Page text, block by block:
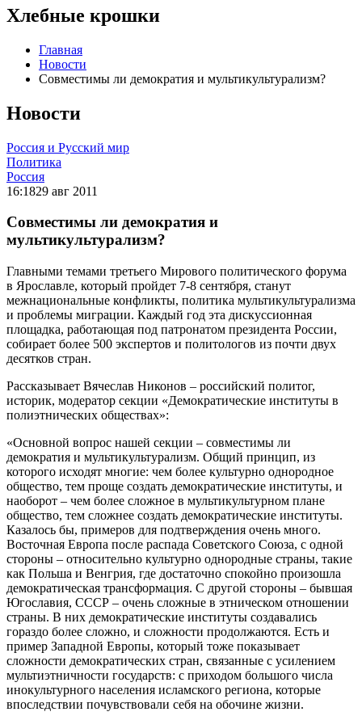
Хлебные крошки
Главная
Новости
Совместимы ли демократия и мультикультурализм?
Новости
Россия и Русский мир
Политика
Россия
16:1829 авг 2011
Совместимы ли демократия и
мультикультурализм?
Главными темами третьего Мирового политического форума
в Ярославле, который пройдет 7-8 сентября, станут
межнациональные конфликты, политика мультикультурализма
и проблемы миграции. Каждый год эта дискуссионная
площадка, работающая под патронатом президента России,
собирает более 500 экспертов и политологов из почти двух
десятков стран.
Рассказывает Вячеслав Никонов – российский политог,
историк, модератор секции «Демократические институты в
полиэтнических обществах»:
«Основной вопрос нашей секции – совместимы ли
демократия и мультикультурализм. Общий принцип, из
которого исходят многие: чем более культурно однородное
общество, тем проще создать демократические институты, и
наоборот – чем более сложное в мультикультурном плане
общество, тем сложнее создать демократические институты.
Казалось бы, примеров для подтверждения очень много.
Восточная Европа после распада Советского Союза, с одной
стороны – относительно культурно однородные страны, такие
как Польша и Венгрия, где достаточно спокойно произошла
демократическая трансформация. С другой стороны – бывшая
Югославия, СССР – очень сложные в этническом отношении
страны. В них демократические институты создавались
гораздо более сложно, и сложности продолжаются. Есть и
пример Западной Европы, который тоже показывает
сложности демократических стран, связанные с усилением
мультиэтничности государств: с приходом большого числа
инокультурного населения исламского региона, которые
впоследствии почувствовали себя на обочине жизни.